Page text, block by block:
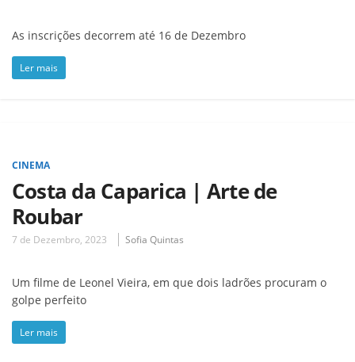
As inscrições decorrem até 16 de Dezembro
Ler mais
CINEMA
Costa da Caparica | Arte de
Roubar
7 de Dezembro, 2023 Sofia Quintas
Um filme de Leonel Vieira, em que dois ladrões procuram o
golpe perfeito
Ler mais